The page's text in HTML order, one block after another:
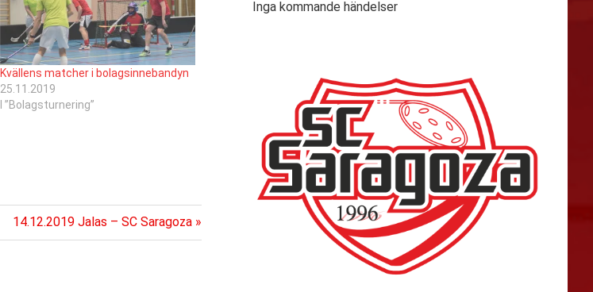
Kvällens matcher i bolagsinnebandyn
25.11.2019
I ”Bolagsturnering”
Nästa
inlägg:
14.12.2019 Jalas – SC Saragoza
Inga kommande händelser